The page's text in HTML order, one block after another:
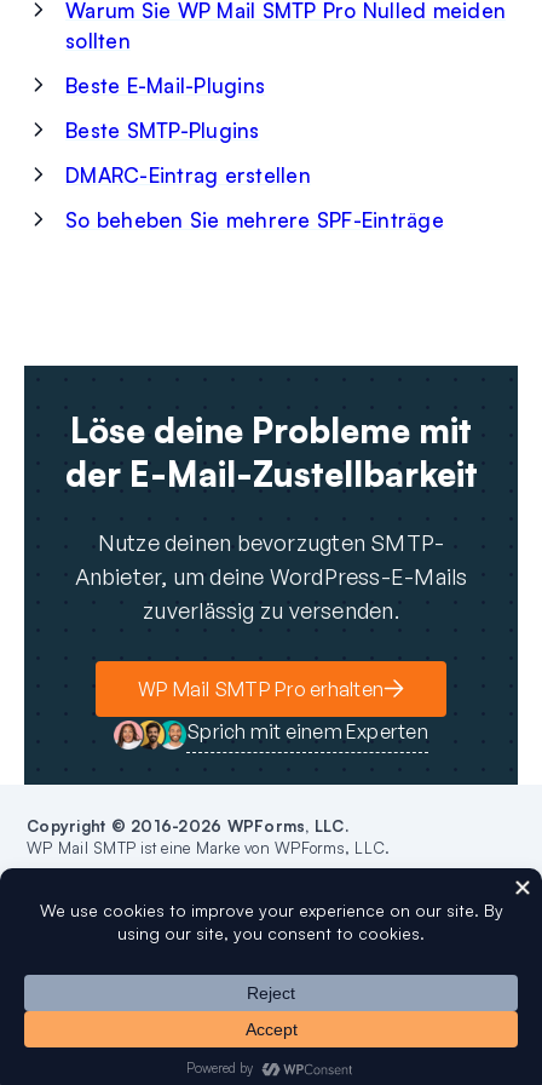
Warum Sie WP Mail SMTP Pro Nulled meiden
sollten
Beste E-Mail-Plugins
Beste SMTP-Plugins
DMARC-Eintrag erstellen
So beheben Sie mehrere SPF-Einträge
Löse deine Probleme mit
der E-Mail-Zustellbarkeit
Nutze deinen bevorzugten SMTP-
Anbieter, um deine WordPress-E-Mails
zuverlässig zu versenden.
WP Mail SMTP Pro erhalten
Sprich mit einem Experten
Copyright © 2016-2026 WPForms, LLC.
WP Mail SMTP ist eine Marke von WPForms, LLC.
Verwendung von WordPress® und Namen auf dieser Website dient
ausschließlich Identifikationszwecken und impliziert keine Billigung durch
die WordPress Foundation. WP Mail SMTP wird nicht von der WordPress
Foundation unterstützt, besessen oder ist mit ihr verbunden.